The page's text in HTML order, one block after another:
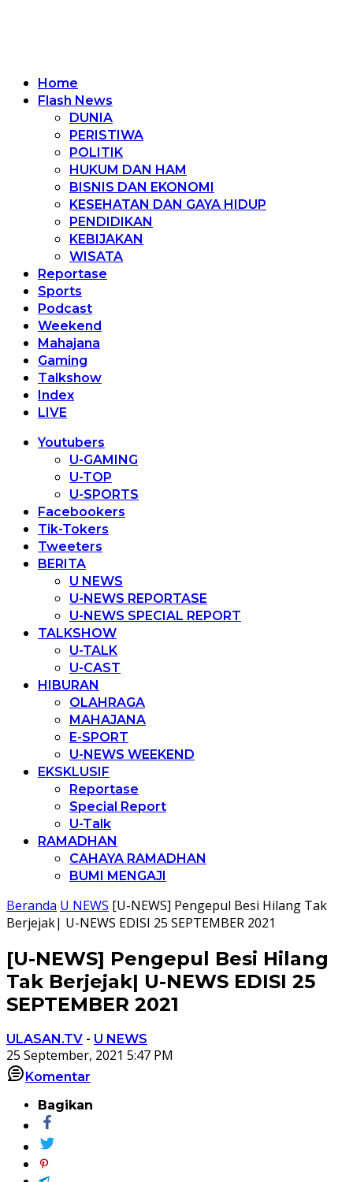
Home
Flash News
DUNIA
PERISTIWA
POLITIK
HUKUM DAN HAM
BISNIS DAN EKONOMI
KESEHATAN DAN GAYA HIDUP
PENDIDIKAN
KEBIJAKAN
WISATA
Reportase
Sports
Podcast
Weekend
Mahajana
Gaming
Talkshow
Index
LIVE
Youtubers
U-GAMING
U-TOP
U-SPORTS
Facebookers
Tik-Tokers
Tweeters
BERITA
U NEWS
U-NEWS REPORTASE
U-NEWS SPECIAL REPORT
TALKSHOW
U-TALK
U-CAST
HIBURAN
OLAHRAGA
MAHAJANA
E-SPORT
U-NEWS WEEKEND
EKSKLUSIF
Reportase
Special Report
U-Talk
RAMADHAN
CAHAYA RAMADHAN
BUMI MENGAJI
Beranda U NEWS [U-NEWS] Pengepul Besi Hilang Tak
Berjejak| U-NEWS EDISI 25 SEPTEMBER 2021
[U-NEWS] Pengepul Besi Hilang
Tak Berjejak| U-NEWS EDISI 25
SEPTEMBER 2021
ULASAN.TV - U NEWS
25 September, 2021 5:47 PM
Komentar
Bagikan